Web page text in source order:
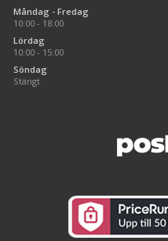
Måndag - Fredag
10:00 - 18:00
Lördag
10:00 - 15:00
Söndag
Stängt